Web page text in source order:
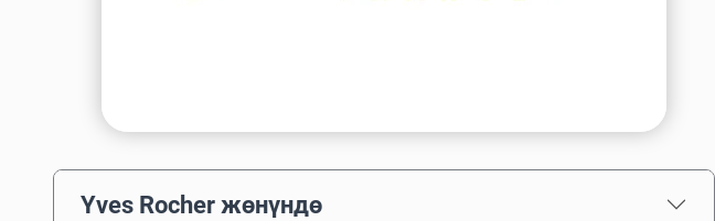
Yves Rocher жөнүндө